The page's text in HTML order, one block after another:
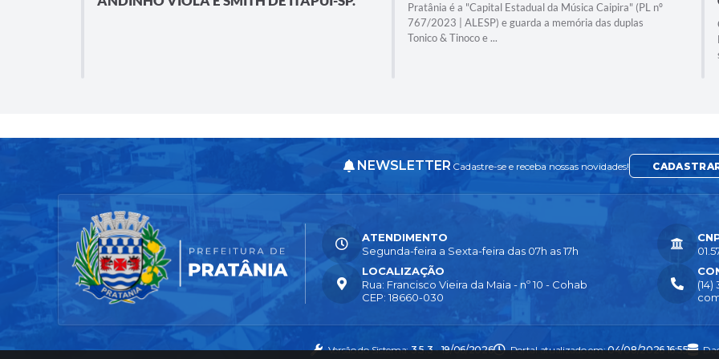
Pratânia é a "Capital Estadual da Música Caipira" (PL nº
767/2023 | ALESP) e guarda a memória das duplas
Tonico & Tinoco e ...
NEWSLETTER Cadastre-se e receba nossas novidades!
LOCALIZAÇÃO
Rua: Francisco Vieira da Maia - nº 10 - Cohab
CEP: 18660-030
ATENDIMENTO
Segunda-feira a Sexta-feira das 07h as 17h
Versão do Sistema:3.5.3 - 19/06/2026 Portal atualizado em:04/08/2026 16:55